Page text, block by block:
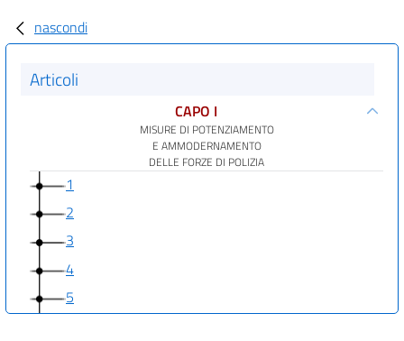
nascondi
Articoli
CAPO I
MISURE DI POTENZIAMENTO
E AMMODERNAMENTO
DELLE FORZE DI POLIZIA
1
2
3
4
5